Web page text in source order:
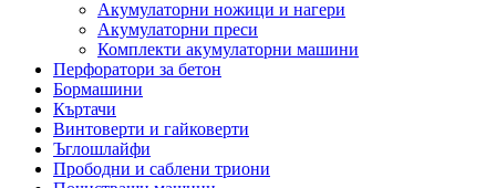
Акумулаторни ножици и нагери
Акумулаторни преси
Комплекти акумулаторни машини
Перфоратори за бетон
Бормашини
Къртачи
Винтоверти и гайковерти
Ъглошлайфи
Прободни и саблени триони